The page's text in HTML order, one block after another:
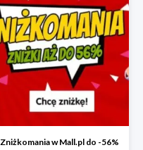
Zniżkomania w Mall.pl do -56%